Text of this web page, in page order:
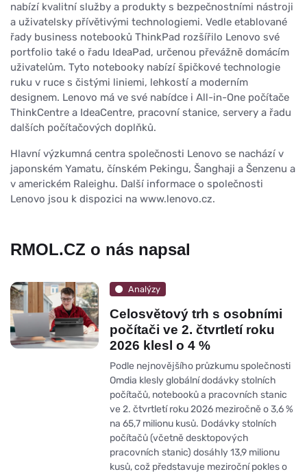
nabízí kvalitní služby a produkty s bezpečnostními nástroji
a uživatelsky přívětivými technologiemi. Vedle etablované
řady business notebooků ThinkPad rozšířilo Lenovo své
portfolio také o řadu IdeaPad, určenou převážně domácím
uživatelům. Tyto notebooky nabízí špičkové technologie
ruku v ruce s čistými liniemi, lehkostí a moderním
designem. Lenovo má ve své nabídce i All-in-One počítače
ThinkCentre a IdeaCentre, pracovní stanice, servery a řadu
dalších počítačových doplňků.
Hlavní výzkumná centra společnosti Lenovo se nachází v
japonském Yamatu, čínském Pekingu, Šanghaji a Šenzenu a
v americkém Raleighu. Další informace o společnosti
Lenovo jsou k dispozici na www.lenovo.cz.
RMOL.CZ o nás napsal
Analýzy
Celosvětový trh s osobními
počítači ve 2. čtvrtletí roku
2026 klesl o 4 %
Podle nejnovějšího průzkumu společnosti
Omdia klesly globální dodávky stolních
počítačů, notebooků a pracovních stanic
ve 2. čtvrtletí roku 2026 meziročně o 3,6 %
na 65,7 milionu kusů. Dodávky stolních
počítačů (včetně desktopových
pracovních stanic) dosáhly 13,9 milionu
kusů, což představuje meziroční pokles o